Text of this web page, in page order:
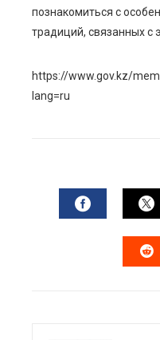
познакомиться с
традиций, связанных с
https://www.gov.kz/
lang=ru